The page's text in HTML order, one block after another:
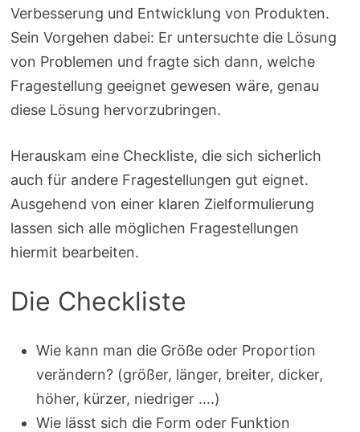
Verbesserung und Entwicklung von Produkten.
Sein Vorgehen dabei: Er untersuchte die Lösung
von Problemen und fragte sich dann, welche
Fragestellung geeignet gewesen wäre, genau
diese Lösung hervorzubringen.
Herauskam eine Checkliste, die sich sicherlich
auch für andere Fragestellungen gut eignet.
Ausgehend von einer klaren Zielformulierung
lassen sich alle möglichen Fragestellungen
hiermit bearbeiten.
Die Checkliste
Wie kann man die Größe oder Proportion
verändern? (größer, länger, breiter, dicker,
höher, kürzer, niedriger ….)
Wie lässt sich die Form oder Funktion